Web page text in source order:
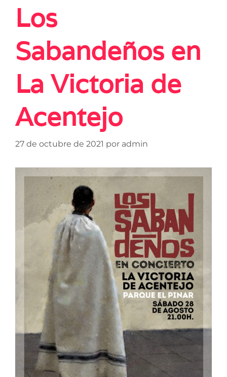
Los
Sabandeños en
La Victoria de
Acentejo
27 de octubre de 2021 por admin